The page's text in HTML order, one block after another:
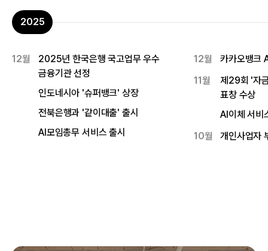
2025
12월
2025년 한국은행 국고업무 우수
금융기관 선정
인도네시아 '슈퍼뱅크' 상장
전북은행과 '같이대출' 출시
AI모임총무 서비스 출시
12월
카카오뱅크
11월
제29회 '자
표창 수상
AI이체 서비
10월
개인사업자